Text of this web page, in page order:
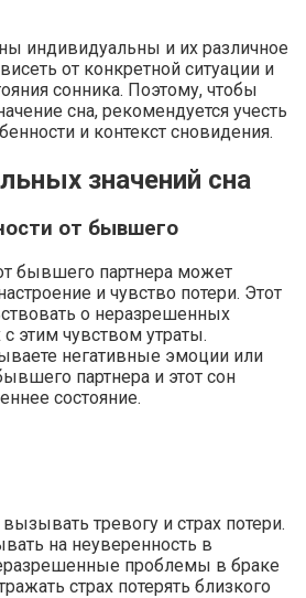
индивидуальны и их различное
от конкретной ситуации и
сонника. Поэтому, чтобы
сна, рекомендуется учесть
и контекст сновидения.
значений сна
от бывшего
бывшего партнера может
и чувство потери. Этот
о неразрешенных
этим чувством утраты.
негативные эмоции или
партнера и этот сон
состояние.
тревогу и страх потери.
на неуверенность в
проблемы в браке
страх потерять близкого